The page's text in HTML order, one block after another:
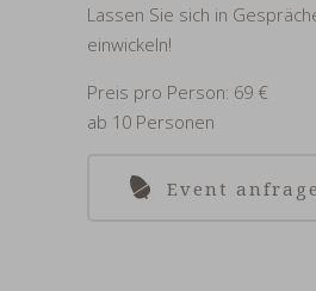
Lassen Sie sich in
einwickeln!
Preis pro Person: 69 €
ab 10 Personen
Event